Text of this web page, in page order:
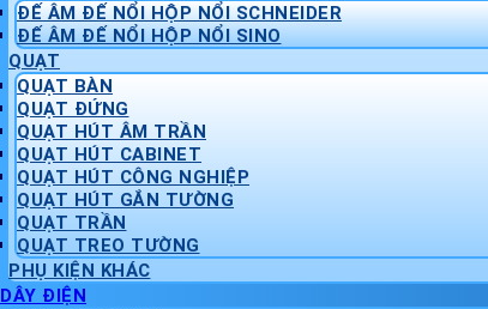
ĐẾ ÂM ĐẾ NỔI HỘP NỔI SCHNEIDER
ĐẾ ÂM ĐẾ NỔI HỘP NỔI SINO
QUẠT
QUẠT BÀN
QUẠT ĐỨNG
QUẠT HÚT ÂM TRẦN
QUẠT HÚT CABINET
QUẠT HÚT CÔNG NGHIỆP
QUẠT HÚT GẮN TƯỜNG
QUẠT TRẦN
QUẠT TREO TƯỜNG
PHỤ KIỆN KHÁC
DÂY ĐIỆN